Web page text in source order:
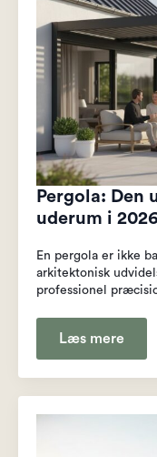
Pergola:
uderum i 2026
En pergola er ikke
arkitektonisk
professionel
Læs mere